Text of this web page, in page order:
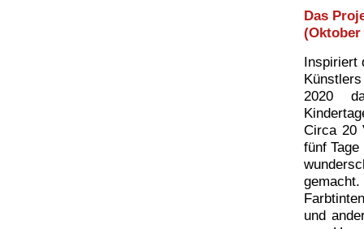
Das
(Oktober
Inspiriert
2020
Circa 20
fünf
und